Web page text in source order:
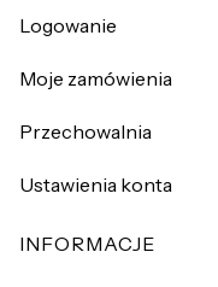
Logowanie
Moje zamówienia
Przechowalnia
Ustawienia konta
INFORMACJE